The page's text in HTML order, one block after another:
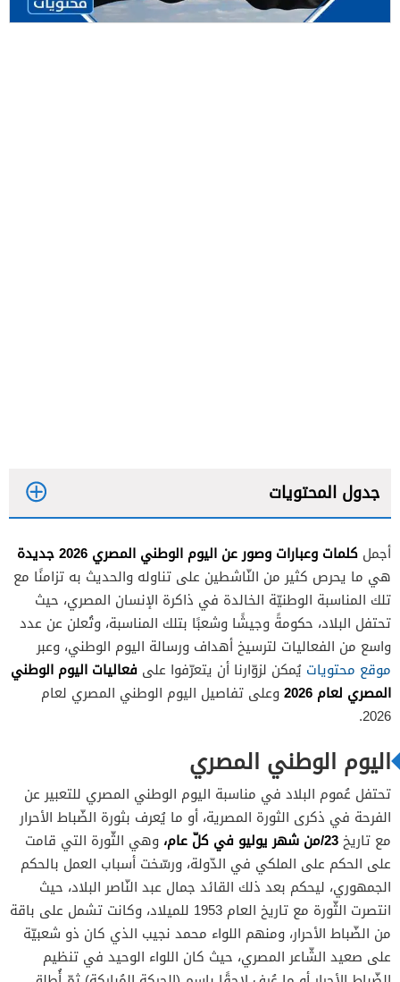
جدول المحتويات
أجمل كلمات وعبارات وصور عن اليوم الوطني المصري 2026 جديدة
هي ما يحرص كثير من النّاشطين على تناوله والحديث به تزامنًا مع
تلك المناسبة الوطنيّة الخالدة في ذاكرة الإنسان المصري، حيث
تحتفل البلاد، حكومةً وجيشًا وشعبًا بتلك المناسبة، وتُعلن عن عدد
واسع من الفعاليات لترسيخ أهداف ورسالة اليوم الوطني، وعبر
موقع محتويات يُمكن لزوّارنا أن يتعرّفوا على فعاليات اليوم الوطني
المصري لعام 2026
وعلى تفاصيل اليوم الوطني المصري لعام
2026.
اليوم الوطني المصري
تحتفل عُموم البلاد في مناسبة اليوم الوطني المصري للتعبير عن
الفرحة في ذكرى الثورة المصرية، أو ما يُعرف بثورة الضّباط الأحرار
مع تاريخ23/من شهر يوليو في كلّ عام،
وهي الثّورة التي قامت
على الحكم على الملكي في الدّولة، ورسّخت أسباب العمل بالحكم
الجمهوري، ليحكم بعد ذلك القائد جمال عبد النّاصر البلاد، حيث
انتصرت الثّورة مع تاريخ العام 1953 للميلاد، وكانت تشمل على باقة
من الضّباط الأحرار، ومنهم اللواء محمد نجيب الذي كان ذو شعبيّة
على صعيد الشّاعر المصري، حيث كان اللواء الوحيد في تنظيم